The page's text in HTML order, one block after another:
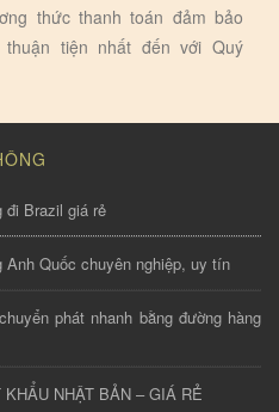
thức thanh toán đảm bảo
tiện nhất đến với Quý
đi Brazil giá rẻ
Quốc chuyên nghiệp, uy tín
phát nhanh bằng đường hàng
NHẬT BẢN – GIÁ RẺ